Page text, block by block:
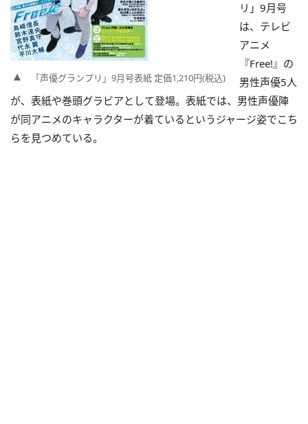
「声優グランプリ」9月号表紙 定価1,210円(税込)
リ」9月号
は、テレビ
アニメ
『Free!』の
男性声優5人
が、表紙や巻頭グラビアとして登場。表紙では、男性声優陣
が同アニメのキャラクターが着ているというジャージ姿でこち
らを見つめている。